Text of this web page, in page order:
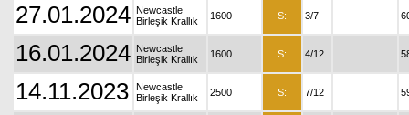
27.01.2024 Newcastle
Birleşik Krallık
1600 S: 3/7
16.01.2024 Newcastle
Birleşik Krallık
1600 S: 4/12
14.11.2023
Newcastle
Birleşik Krallık
2500 S: 7/12